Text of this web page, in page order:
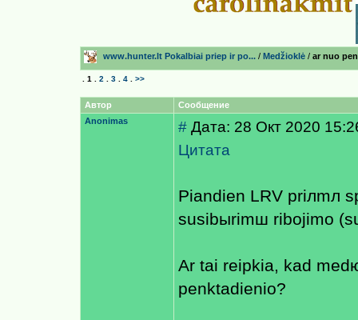
www.hunter.lt Pokalbiai prieр ir po... / Medžioklė / ar nuo
1 2 3 4 >>
Автор
Сообщение
Anonimas
# Дата: 28 Окт 2020
Цитата
Рiandien LRV priлmл
susibыrimш ribojimo
Ar tai reiрkia, kad
penktadienio?